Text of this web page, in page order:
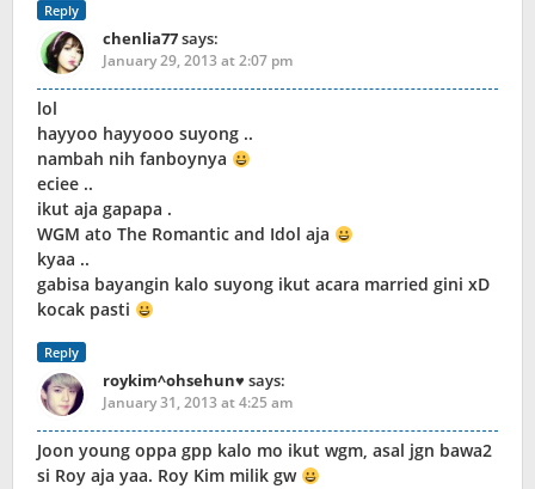
Reply
chenlia77says:
January 29, 2013 at 2:07 pm
lol
hayyoo hayyooo suyong ..
nambah nih fanboynya
eciee ..
ikut aja gapapa .
WGM ato The Romantic and Idol aja
kyaa ..
gabisa bayangin kalo suyong ikut acara married gini xD
kocak pasti
Reply
roykim^ohsehun♥ says:
January 31, 2013 at 4:25 am
Joon young oppa gpp kalo mo ikut wgm, asal jgn bawa2
si Roy aja yaa. Roy Kim milik gw